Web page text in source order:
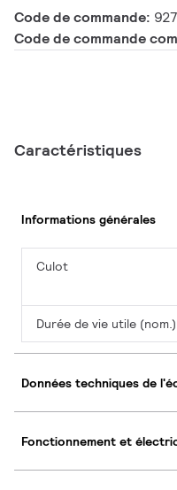
Code de commande:
Code de commande
Caractéristiques
Informations générales
Culot
Durée de vie utile (nom.)
Données techniques de
Fonctionnement et